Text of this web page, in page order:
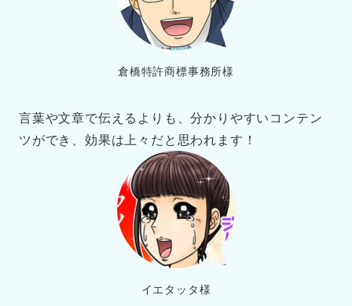
倉橋特許商標事務所様
言葉や文章で伝えるよりも、分かりやすいコンテン
ツができ、効果は上々だと思われます！
イエタッタ様